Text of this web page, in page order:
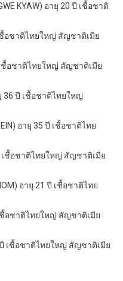
KYAW) อายุ 20 ปี เชื้อชาติ
ชื้อชาติไทยใหญ่ สัญชาติเมีย
เชื้อชาติไทยใหญ่ สัญชาติเมีย
36 ปี เชื้อชาติไทยใหญ่
อายุ 35 ปี เชื้อชาติไทย
เชื้อชาติไทยใหญ่ สัญชาติเมีย
อายุ 21 ปี เชื้อชาติไทย
ชื้อชาติไทยใหญ่ สัญชาติเมีย
ปี เชื้อชาติไทยใหญ่ สัญชาติเมีย